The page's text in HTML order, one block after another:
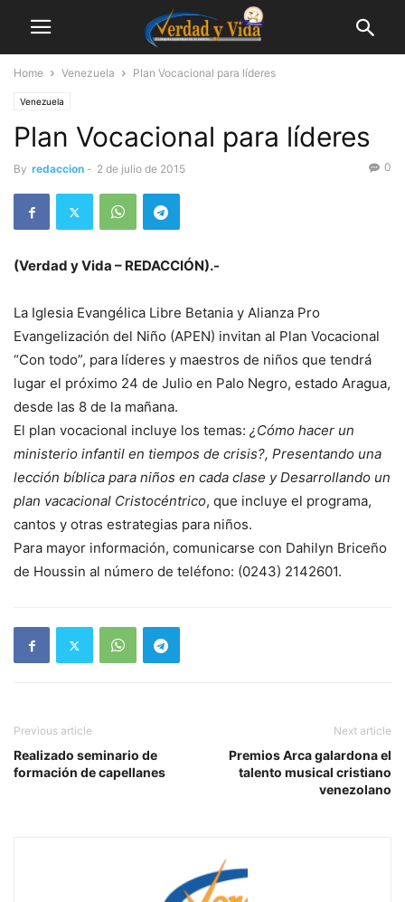
Home Venezuela Plan Vocacional para líderes
Venezuela
Plan Vocacional para líderes
By redaccion - 2 de julio de 2015 0
(Verdad y Vida – REDACCIÓN).-
La Iglesia Evangélica Libre Betania y Alianza Pro
Evangelización del Niño (APEN) invitan al Plan Vocacional
“Con todo”, para líderes y maestros de niños que tendrá
lugar el próximo 24 de Julio en Palo Negro, estado Aragua,
desde las 8 de la mañana.
El plan vocacional incluye los temas: ¿Cómo hacer un
ministerio infantil en tiempos de crisis?, Presentando una
lección bíblica para niños en cada clase y Desarrollando un
plan vacacional Cristocéntrico, que incluye el programa,
cantos y otras estrategias para niños.
Para mayor información, comunicarse con Dahilyn Briceño
de Houssin al número de teléfono: (0243) 2142601.
Previous article
Realizado seminario de
formación de capellanes
Next article
Premios Arca galardona el
talento musical cristiano
venezolano